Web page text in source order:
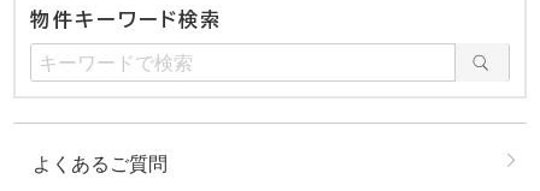
物件キーワード検索
よくあるご質問